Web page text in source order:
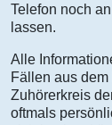
Telefon noch
lassen.
Alle
Fällen aus
Zuhörerkreis
oftmals